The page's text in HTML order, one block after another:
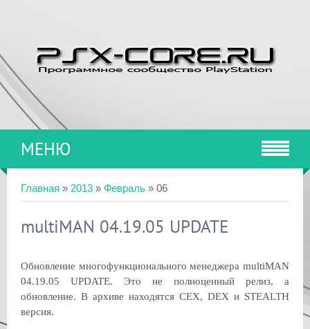
МЕНЮ
Главная » 2013 » Февраль » 06
multiMAN 04.19.05 UPDATE
Обновление многофункционального менеджера multiMAN
04.19.05 UPDATE. Это не полноценный релиз, а
обновление. В архиве находятся CEX, DEX и STEALTH
версия.